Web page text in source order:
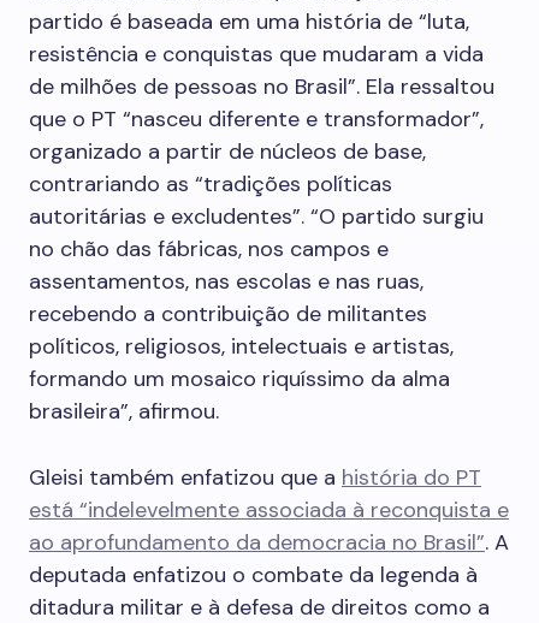
partido é baseada em uma história de “luta,
resistência e conquistas que mudaram a vida
de milhões de pessoas no Brasil”. Ela ressaltou
que o PT “nasceu diferente e transformador”,
organizado a partir de núcleos de base,
contrariando as “tradições políticas
autoritárias e excludentes”. “O partido surgiu
no chão das fábricas, nos campos e
assentamentos, nas escolas e nas ruas,
recebendo a contribuição de militantes
políticos, religiosos, intelectuais e artistas,
formando um mosaico riquíssimo da alma
brasileira”, afirmou.
Gleisi também enfatizou que a história do PT
está “indelevelmente associada à reconquista e
ao aprofundamento da democracia no Brasil”. A
deputada enfatizou o combate da legenda à
ditadura militar e à defesa de direitos como a